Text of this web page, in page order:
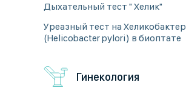
Дыхательный тест " Хелик"
Уреазный тест на Хеликобактер
(Helicobacter pylori) в биоптате
Гинекология